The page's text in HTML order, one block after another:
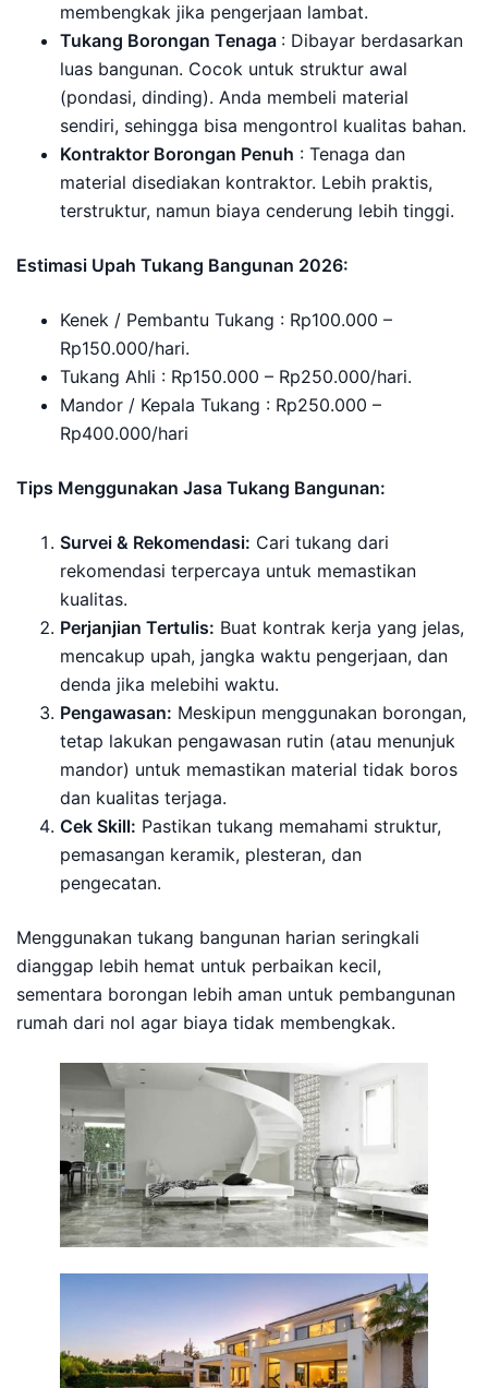
membengkak jika pengerjaan lambat.
Tukang Borongan Tenaga : Dibayar berdasarkan
luas bangunan. Cocok untuk struktur awal
(pondasi, dinding). Anda membeli material
sendiri, sehingga bisa mengontrol kualitas bahan.
Kontraktor Borongan Penuh : Tenaga dan
material disediakan kontraktor. Lebih praktis,
terstruktur, namun biaya cenderung lebih tinggi.
Estimasi Upah Tukang Bangunan 2026:
Kenek / Pembantu Tukang : Rp100.000 –
Rp150.000/hari.
Tukang Ahli : Rp150.000 – Rp250.000/hari.
Mandor / Kepala Tukang : Rp250.000 –
Rp400.000/hari
Tips Menggunakan Jasa Tukang Bangunan:
Survei & Rekomendasi: Cari tukang dari
rekomendasi terpercaya untuk memastikan
kualitas.
Perjanjian Tertulis: Buat kontrak kerja yang jelas,
mencakup upah, jangka waktu pengerjaan, dan
denda jika melebihi waktu.
Pengawasan: Meskipun menggunakan borongan,
tetap lakukan pengawasan rutin (atau menunjuk
mandor) untuk memastikan material tidak boros
dan kualitas terjaga.
Cek Skill: Pastikan tukang memahami struktur,
pemasangan keramik, plesteran, dan
pengecatan.
Menggunakan tukang bangunan harian seringkali
dianggap lebih hemat untuk perbaikan kecil,
sementara borongan lebih aman untuk pembangunan
rumah dari nol agar biaya tidak membengkak.